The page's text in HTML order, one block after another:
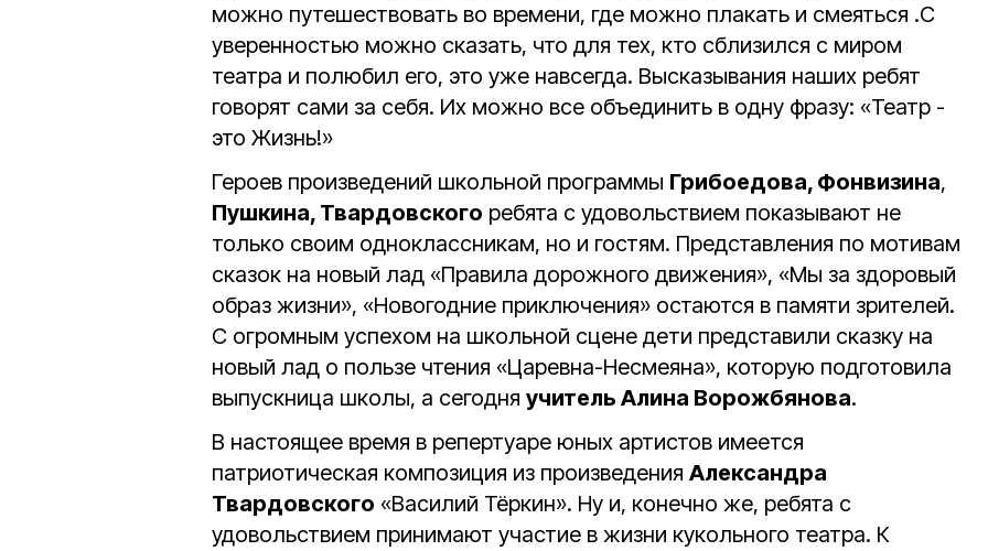
можно путешествовать во времени, где можно плакать и смеяться .С
уверенностью можно сказать, что для тех, кто сблизился с миром
театра и полюбил его, это уже навсегда. Высказывания наших ребят
говорят сами за себя. Их можно все объединить в одну фразу: «Театр -
это Жизнь!»
Героев произведений школьной программы Грибоедова, Фонвизина,
Пушкина, Твардовского ребята с удовольствием показывают не
только своим одноклассникам, но и гостям. Представления по мотивам
сказок на новый лад «Правила дорожного движения», «Мы за здоровый
образ жизни», «Новогодние приключения» остаются в памяти зрителей.
С огромным успехом на школьной сцене дети представили сказку на
новый лад о пользе чтения «Царевна-Несмеяна», которую подготовила
выпускница школы, а сегодня учитель Алина Ворожбянова.
В настоящее время в репертуаре юных артистов имеется
патриотическая композиция из произведения Александра
Твардовского «Василий Тёркин». Ну и, конечно же, ребята с
удовольствием принимают участие в жизни кукольного театра. К